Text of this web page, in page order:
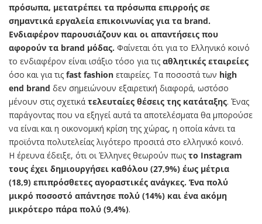
πρόσωπα, μετατρέπει τα πρόσωπα επιρροής σε
σημαντικά εργαλεία επικοινωνίας για τα brand.
Ενδιαφέρον παρουσιάζουν και οι απαντήσεις που
αφορούν τα brand μόδας. Φαίνεται ότι για το Ελληνικό κοινό
το ενδιαφέρον είναι ισάξιο τόσο για τις αθλητικές εταιρείες
όσο και για τις fast fashion εταιρείες. Τα ποσοστά των high
end brand δεν σημειώνουν εξαιρετική διαφορά, ωστόσο
μένουν στις σχετικά τελευταίες θέσεις της κατάταξης. Ένας
παράγοντας που να εξηγεί αυτά τα αποτελέσματα θα μπορούσε
να είναι και η οικονομική κρίση της χώρας, η οποία κάνει τα
προϊόντα πολυτελείας λιγότερο προσιτά στο ελληνικό κοινό.
Η έρευνα έδειξε, ότι οι Έλληνες θεωρούν πως το Instagram
τους έχει δημιουργήσει καθόλου (27,9%) έως μέτρια
(18,9) επιπρόσθετες αγοραστικές ανάγκες. Ένα πολύ
μικρό ποσοστό απάντησε πολύ (14%) και ένα ακόμη
μικρότερο πάρα πολύ (9,4%).